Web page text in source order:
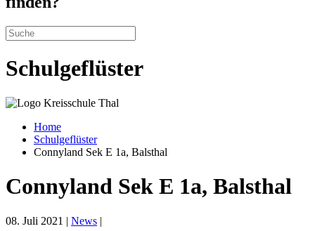
Schulgeflüster
Home
Schulgeflüster
Connyland Sek E 1a, Balsthal
Connyland Sek E 1a, Balsthal
08. Juli 2021 | News |